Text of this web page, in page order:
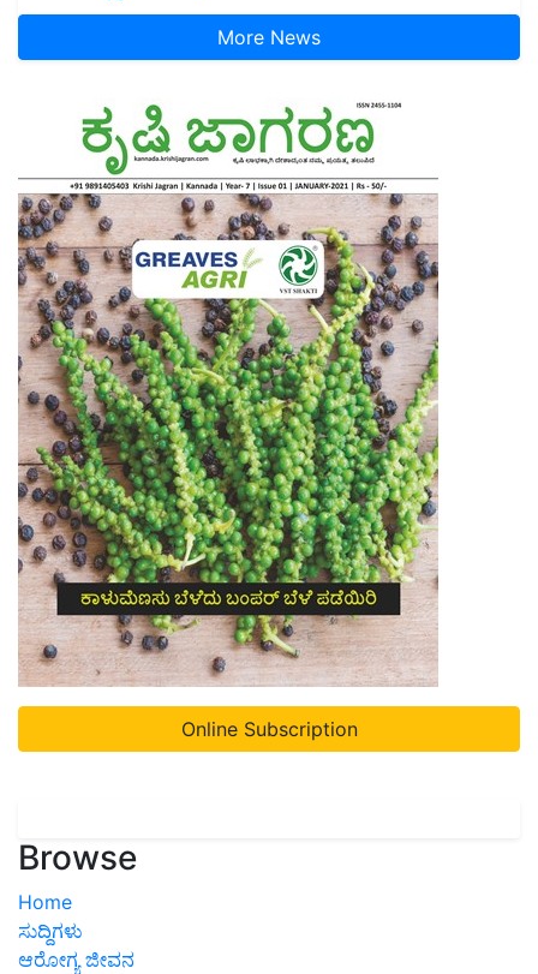
More News
Online Subscription
Browse
Home
ಸುದ್ದಿಗಳು
ಆರೋಗ್ಯ ಜೀವನ